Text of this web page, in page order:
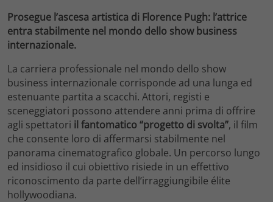
Prosegue l’ascesa artistica di Florence Pugh: l’attrice
entra stabilmente nel mondo dello show business
internazionale.
La carriera professionale nel mondo dello show
business internazionale corrisponde ad una lunga ed
estenuante partita a scacchi. Attori, registi e
sceneggiatori possono attendere anni prima di offrire
agli spettatori il fantomatico “progetto di svolta”, il film
che consente loro di affermarsi stabilmente nel
panorama cinematografico globale. Un percorso lungo
ed insidioso il cui obiettivo risiede in un effettivo
riconoscimento da parte dell’irraggiungibile élite
hollywoodiana.